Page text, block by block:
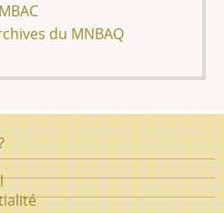
du MNBAQ